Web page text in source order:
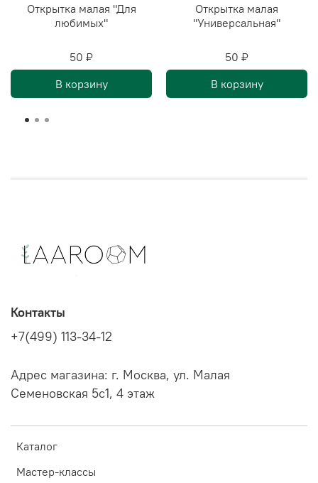
Открытка малая "Для
любимых"
50 ₽
В корзину
Открытка малая
"Универсальная"
50 ₽
В корзину
Каталог
Мастер-классы
Контакты
+7(499) 113-34-12
Адрес магазина: г. Москва, ул. Малая
Семеновская 5с1, 4 этаж